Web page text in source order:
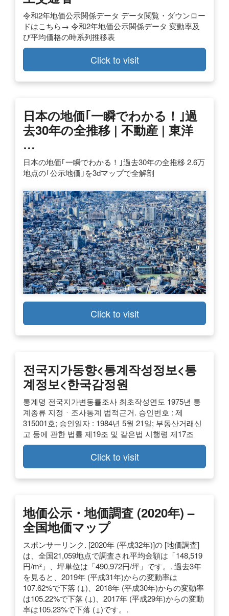
令和2年地価公示関係データ データ閲覧・ダウンロー
ドはこちら→ 令和2年地価公示関係データ 変動率及
び平均価格の時系列推移表
Click to visit
日本の地価｢一瞬でわかる！｣過
去30年の全推移 | 不動産 | 東洋
…
日本の地価｢一瞬でわかる！｣過去30年の全推移 2.6万
地点の｢公示地価｣を3dマップで全解剖
Click to visit
전국지가동향<통계작성정보<통
계정보<한국감정원
통계명 전국지가변동률조사 최초작성연도 1975년 통
계종류 지정ㆍ조사통계 법적근거. 승인번호 : 제
315001호; 승인일자 : 1984년 5월 21일; 부동산거래신
고 등에 관한 법률 제19조 및 같은법 시행령 제17조
Click to visit
地価公示・地価調査 (2020年) –
全国地価マップ
スポンサーリンク. [2020年 (平成32年)]の [地価調査]
は、全国21,059地点で調査され平均金額は「148,519
円/m²」、坪単位は「490,972円/坪」です。. 過去3年
を見ると、2019年 (平成31年)からの変動率は
107.62%で下落 (↓)、2018年 (平成30年)からの変動率
は105.22%で下落 (↓)、2017年 (平成29年)からの変動
率は105.23%で下落 (↓)です。.